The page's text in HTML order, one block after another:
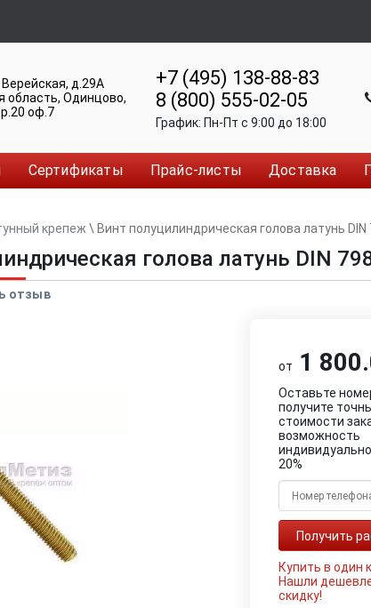
Верейская, д.29А
область, Одинцово,
оф.7
+7 (495) 138-88-83
8 (800) 555-02-05
График: Пн-Пт c 9:00 до 18:00
Сертификаты Прайс-листы Доставка
крепеж \ Винт полуцилиндрическая голова латунь DIN
голова латунь DIN
отзыв
от 1
Оставьте
получите
стоимости
возможность
20%
Купить в один
Нашли
скидку!